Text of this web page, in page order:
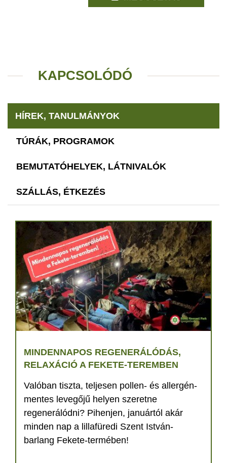
KAPCSOLÓDÓ
HÍREK, TANULMÁNYOK
TÚRÁK, PROGRAMOK
BEMUTATÓHELYEK, LÁTNIVALÓK
SZÁLLÁS, ÉTKEZÉS
MINDENNAPOS REGENERÁLÓDÁS,
RELAXÁCIÓ A FEKETE-TEREMBEN
Valóban tiszta, teljesen pollen- és allergén-
mentes levegőjű helyen szeretne
regenerálódni? Pihenjen, januártól akár
minden nap a lillafüredi Szent István-
barlang Fekete-termében!